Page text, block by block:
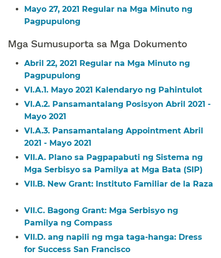
Mayo 27, 2021 Regular na Mga Minuto ng
Pagpupulong​​
Mga Sumusuporta sa Mga Dokumento​​
Abril 22, 2021 Regular na Mga Minuto ng
Pagpupulong​​
VI.A.1. Mayo 2021 Kalendaryo ng Pahintulot​​
VI.A.2. Pansamantalang Posisyon Abril 2021 -
Mayo 2021​​
VI.A.3. Pansamantalang Appointment Abril
2021 - Mayo 2021​​
VII.A. Plano sa Pagpapabuti ng Sistema ng
Mga Serbisyo sa Pamilya at Mga Bata (SIP)​​
VII.B. New Grant: Instituto Familiar de la Raza​​
VII.C. Bagong Grant: Mga Serbisyo ng
Pamilya ng Compass​​
VII.D. ang napili ng mga taga-hanga: Dress
for Success San Francisco​​